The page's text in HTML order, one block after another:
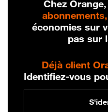
Chez Orange,
abonnements,
économies sur
pas sur
Déjà client
Identifiez-vous